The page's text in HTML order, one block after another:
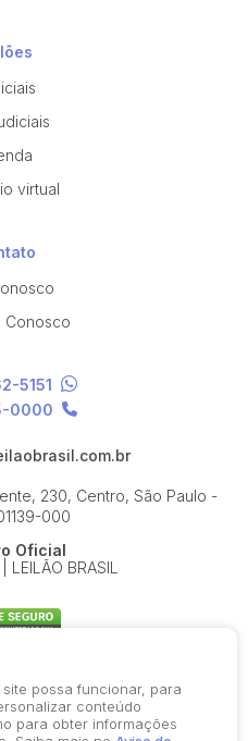
virtual
Conosco
5151
0000
230, Centro, São Paulo -
000
Oficial
LEILÃO BRASIL
os direitos reservados
possa funcionar, para
conteúdo
para obter informações